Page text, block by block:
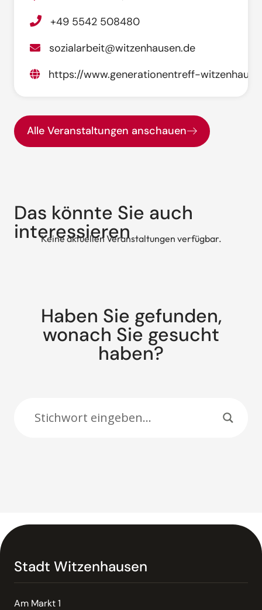
+49 5542 508480
sozialarbeit@witzenhausen.de
https://www.generationentreff-
Alle Veranstaltungen anschauen
Das könnte Sie auch
interessieren
Keine aktuellen Veranstaltungen verfügbar.
Haben Sie gefunden,
wonach Sie gesucht
haben?
Stadt Witzenhausen
Am Markt 1